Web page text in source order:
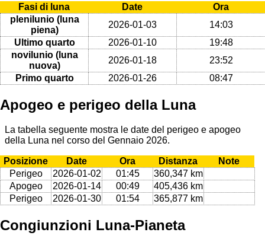
Fasi di luna Date
Ora
plenilunio (luna
piena)
2026-01-03
14:03
Ultimo quarto
2026-01-10
19:48
novilunio (luna
nuova)
2026-01-18
23:52
Primo quarto
2026-01-26 08:47
Apogeo e perigeo della Luna
La tabella seguente mostra le date del perigeo e apogeo
della Luna nel corso del Gennaio 2026.
Posizione Date Ora Distanza
Note
Perigeo
2026-01-02 01:45
360,347 km
Apogeo
2026-01-14 00:49
405,436 km
Perigeo
2026-01-30 01:54 365,877 km
Congiunzioni Luna-Pianeta